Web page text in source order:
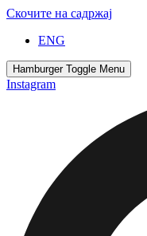
Скочите на садржај
ENG
Hamburger Toggle Menu
Instagram